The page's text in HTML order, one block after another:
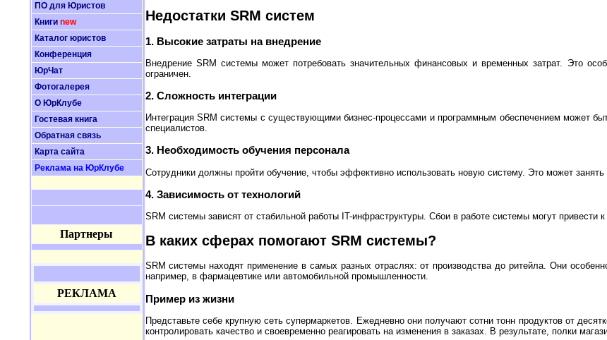
ПО для Юристов
Книги new
Каталог юристов
Конференция
ЮрЧат
Фотогалерея
О ЮрКлубе
Гостевая книга
Обратная связь
Карта сайта
Реклама на ЮрКлубе
Партнеры
РЕКЛАМА
Недостатки SRM систем
1. Высокие затраты на внедрение
Внедрение SRM системы может потребовать значительных финансовых и временных затрат. Это
ограничен.
2. Сложность интеграции
Интеграция SRM системы с существующими бизнес-процессами и программным обеспечением может
специалистов.
3. Необходимость обучения персонала
Сотрудники должны пройти обучение, чтобы эффективно использовать новую систему. Это может
4. Зависимость от технологий
SRM системы зависят от стабильной работы IT-инфраструктуры. Сбои в работе системы могут привести
В каких сферах помогают SRM системы?
SRM системы находят применение в самых разных отраслях: от производства до ритейла. Они
например, в фармацевтике или автомобильной промышленности.
Пример из жизни
Представьте себе крупную сеть супермаркетов. Ежедневно они получают сотни тонн продуктов от
контролировать качество и своевременно реагировать на изменения в заказах. В результате, полки